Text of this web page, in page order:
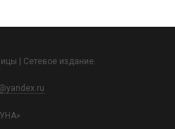
| Сетевое издание.